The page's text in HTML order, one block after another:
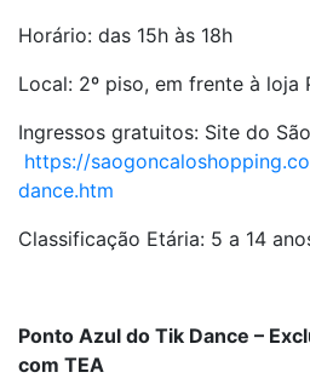
Horário: das 15h às 18h
Local: 2º piso, em frente à loja
Ingressos gratuitos: Site do
https://
dance.htm
Classificação Etária: 5 a 14
Ponto Azul do Tik Dance –
com TEA